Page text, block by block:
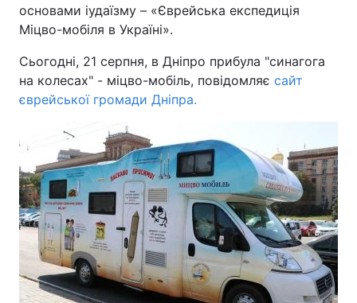
Україна Політика
Спорт Наука
Техно і зв'язок Лайт
Зброя Інциденти
Здоров'я Туризм
Цікавинки Погода
основами іудаїзму – «Єврейська експедиція
Міцво-мобіля в Україні».
Сьогодні, 21 серпня, в Дніпро прибула "синагога
на колесах" - міцво-мобіль, повідомляє сайт
єврейської громади Дніпра.